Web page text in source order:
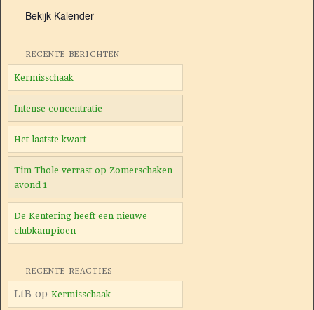
Bekijk Kalender
RECENTE BERICHTEN
Kermisschaak
Intense concentratie
Het laatste kwart
Tim Thole verrast op Zomerschaken
avond 1
De Kentering heeft een nieuwe
clubkampioen
RECENTE REACTIES
LtB op Kermisschaak